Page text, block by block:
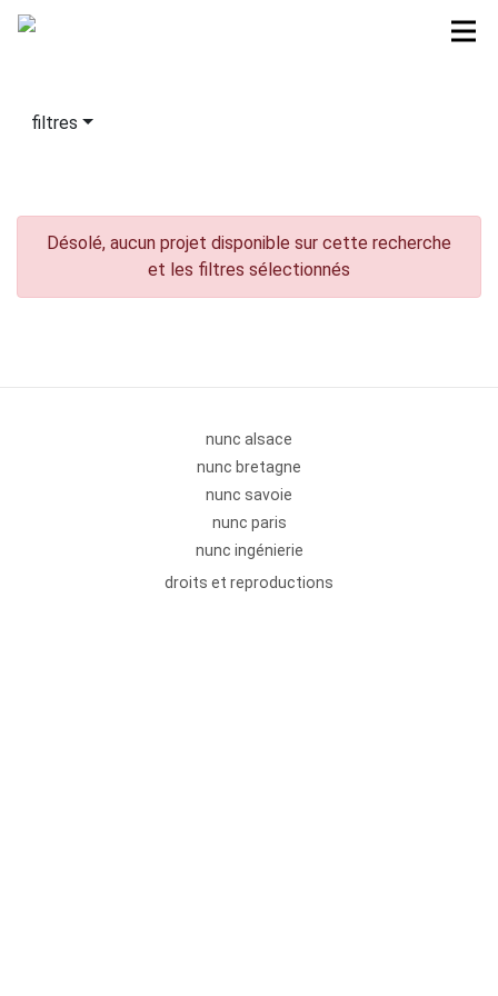
filtres
Désolé, aucun projet disponible sur cette recherche
et les filtres sélectionnés
nunc alsace
nunc bretagne
nunc savoie
nunc paris
nunc ingénierie
droits et reproductions